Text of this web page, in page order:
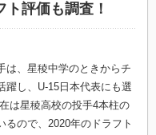
評価も調査！
は、星稜中学のときからチ
躍し、U-15日本代表にも選
は星稜高校の投手4本柱の
るので、2020年のドラフト